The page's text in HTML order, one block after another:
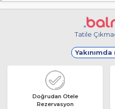
Tesis Pansiyon statüsündedir.
Tatile
Doğrudan Otele
Rezervasyon